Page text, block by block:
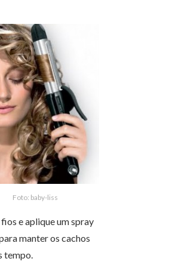
Foto: baby-liss
e aplique um spray
manter os cachos
tempo.